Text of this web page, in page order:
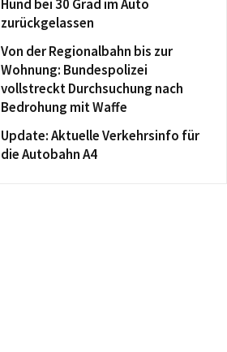
Hund bei 30 Grad im Auto
zurückgelassen
Von der Regionalbahn bis zur
Wohnung: Bundespolizei
vollstreckt Durchsuchung nach
Bedrohung mit Waffe
Update: Aktuelle Verkehrsinfo für
die Autobahn A4